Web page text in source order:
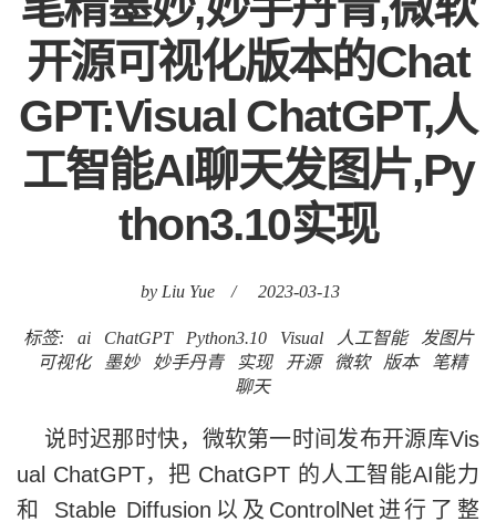
开源可视化版本的Chat
GPT:Visual ChatGPT,人
工智能AI聊天发图片,Py
thon3.10实现
by Liu Yue / 2023-03-13
标签: ai ChatGPT Python3.10 Visual 人工智能
发图片
可视化
墨妙 妙手丹青 实现 开源 微软 版本
笔精
聊天
说时迟那时快，微软第一时间发布开源库Vis
ual ChatGPT，把 ChatGPT 的人工智能AI能力
和 Stable Diffusion以及ControlNet进行了整